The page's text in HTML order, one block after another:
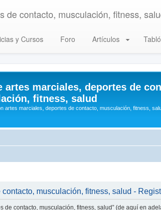
de contacto, musculación, fitness,
y Cursos Foro Artículos
artes marciales, deportes de
fitness, salud
artes marciales, deportes de contacto, musculación, fitness,
musculación, fitness, salud -
contacto, musculación, fitness, salud” (de aquí en